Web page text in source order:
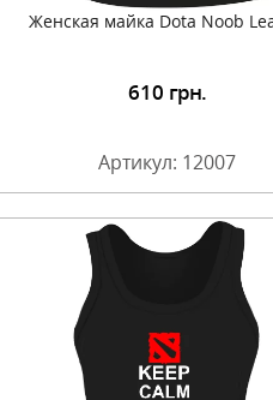
Женская майка Dota Noob
610 грн.
Артикул: 12007
Подробнее